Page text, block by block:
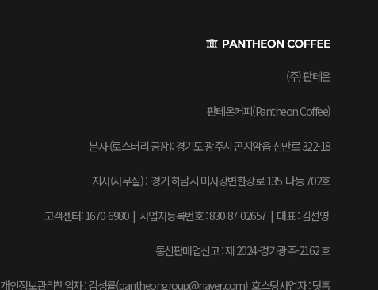
(주) 판테온
판테온커피(Pantheon Coffee)
본사 (로스터리 공장): 경기도 광주시 곤지암읍 신만로 322-18
지사(사무실) : 경기 하남시 미사강변한강로 135 나동 702호
고객센터: 1670-6980 | 사업자등록번호 : 830-87-02657 | 대표 : 김선영
통신판매업신고 : 제 2024-경기광주-2162 호
개인정보관리책임자 : 김성률(pantheongroup@naver.com) 호스팅사업자 : 닷홈